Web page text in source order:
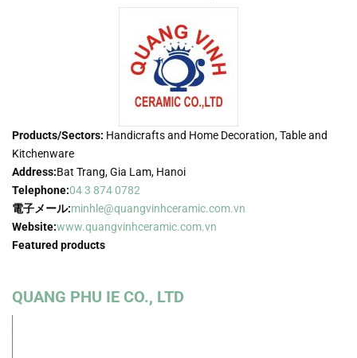
Products/Sectors: Handicrafts and Home Decoration, Table and
Kitchenware
Address:Bat Trang, Gia Lam, Hanoi
Telephone:04 3 874 0782
電子メール:minhle@quangvinhceramic.com.vn
Website:www.quangvinhceramic.com.vn
Featured products
QUANG PHU IE CO., LTD